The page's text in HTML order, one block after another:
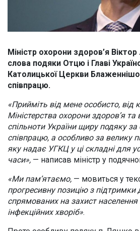
Міністр охорони здоров’я
слова подяки Отцю і Главі
Католицької Церкви
співпрацю.
«Прийміть від мене особисто, від
Міністерства охорони здоров’я та
спільноти України щиру подяку за
співпрацю, а особливо за велику
яку надає УГКЦ у ці складні для
часи», — написав міністр у
«Ми пам’ятаємо, — мовиться у
прогресивну позицію з підтримки
спрямованих на захист населення
інфекційних хворіб».